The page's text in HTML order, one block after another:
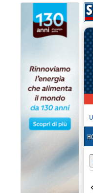
Attenzione! Esegui S